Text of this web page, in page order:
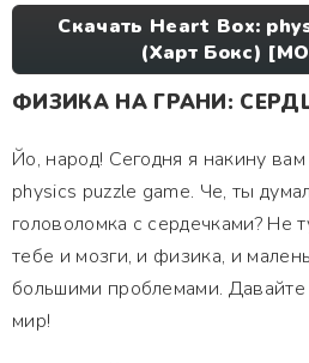
Скачать Heart Box:
(Харт Бокс)
ФИЗИКА НА ГРАНИ:
Йо, народ! Сегодня я накину
physics puzzle game. Че, ты
головоломка с сердечками? Не
тебе и мозги, и физика, и
большими проблемами. Давайте
мир!